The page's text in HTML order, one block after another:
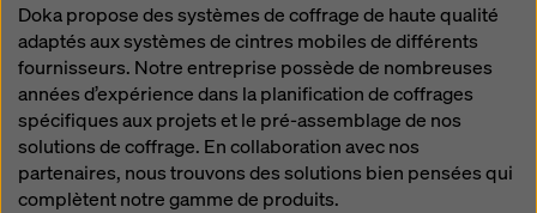
Doka propose des systèmes de coffrage de haute qualité
adaptés aux systèmes de cintres mobiles de différents
fournisseurs. Notre entreprise possède de nombreuses
années d’expérience dans la planification de coffrages
spécifiques aux projets et le pré-assemblage de nos
solutions de coffrage. En collaboration avec nos
partenaires, nous trouvons des solutions bien pensées qui
complètent notre gamme de produits.